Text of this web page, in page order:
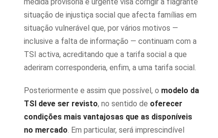
situação de injustiça social que afecta famílias em
situação vulnerável que, por vários motivos —
inclusive a falta de informação — continuam com a
TSI activa, acreditando que a tarifa social a que
aderiram corresponderia, enfim, a uma tarifa social.
Posteriormente e assim que possível, o modelo da
TSI deve ser revisto, no sentido de oferecer
condições mais vantajosas que as disponíveis
no mercado. Em particular, será imprescindível